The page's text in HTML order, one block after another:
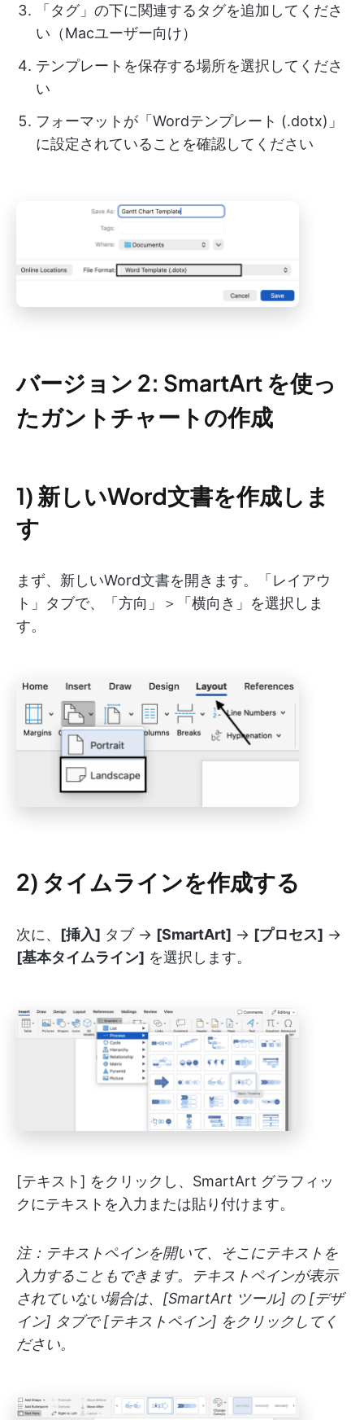
「タグ」の下に関連するタグを追加してくださ
い（Macユーザー向け）
テンプレートを保存する場所を選択してくださ
い
フォーマットが「Wordテンプレート (.dotx)」
に設定されていることを確認してください
バージョン 2: SmartArt を使っ
たガントチャートの作成
1) 新しいWord文書を作成しま
す
まず、新しいWord文書を開きます。「レイアウ
ト」タブで、「方向」＞「横向き」を選択しま
す。
2) タイムラインを作成する
次に、 [挿入] タブ → [SmartArt] → [プロセス] →
[基本タイムライン] を選択します。
[テキスト] をクリックし、SmartArt グラフィッ
クにテキストを入力または貼り付けます。
注：テキストペインを開いて、そこにテキストを
入力することもできます。テキストペインが表示
されていない場合は、[SmartArt ツール] の [デザ
イン] タブで [テキストペイン] をクリックしてく
ださい。